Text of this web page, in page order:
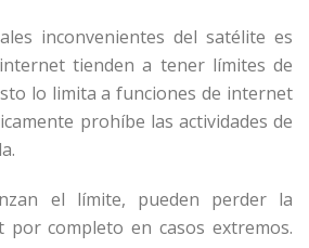
inconvenientes del satélite es
tienden a tener límites de
lo limita a funciones de internet
prohíbe las actividades de
el límite, pueden perder la
completo en casos extremos.